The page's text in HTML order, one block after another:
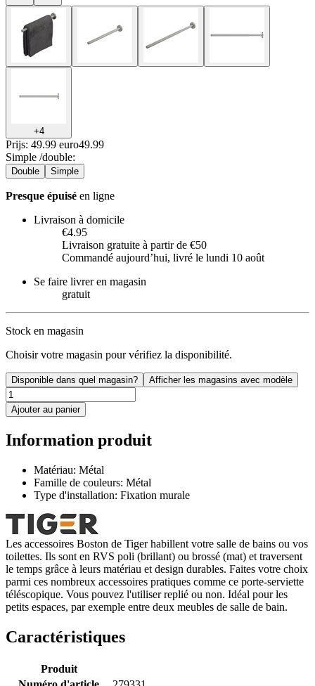
+4
Prijs: 49.99 euro49.99
Simple /double:
Double Simple
Presque épuisé en ligne
Livraison à domicile
€4.95
Livraison gratuite à partir de €50
Commandé aujourdʼhui, livré le lundi 10 août
Se faire livrer en magasin
gratuit
Stock en magasin
Choisir votre magasin pour vérifiez la disponibilité.
Disponible dans quel magasin? Afficher les magasins avec modèle
Ajouter au panier
Information produit
Matériau: Métal
Famille de couleurs: Métal
Type d'installation: Fixation murale
Les accessoires Boston de Tiger habillent votre salle de bains ou vos
toilettes. Ils sont en RVS poli (brillant) ou brossé (mat) et traversent
le temps grâce à leurs matériau et design durables. Faites votre choix
parmi ces nombreux accessoires pratiques comme ce porte-serviette
téléscopique. Vous pouvez l'utiliser replié ou non. Idéal pour les
petits espaces, par exemple entre deux meubles de salle de bain.
Caractéristiques
Produit